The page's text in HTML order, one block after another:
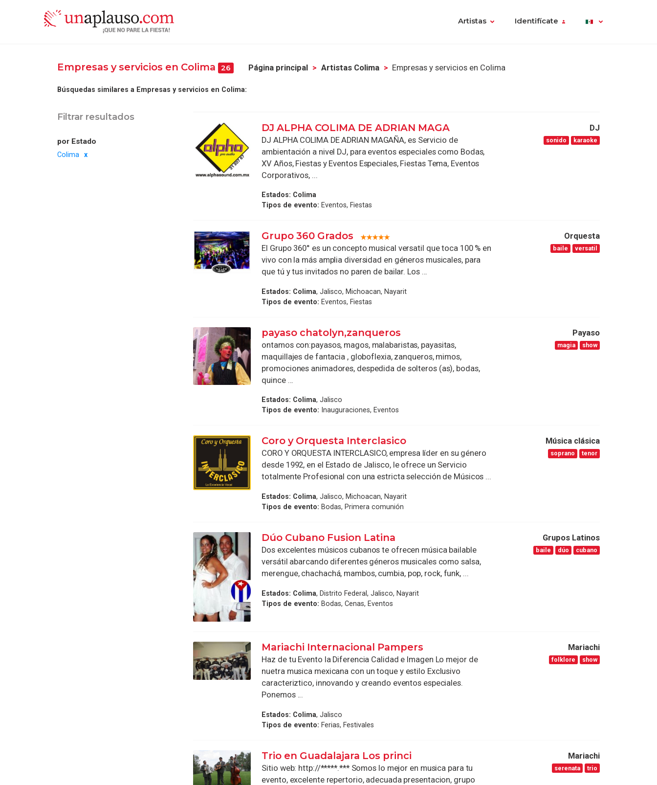
Artistas Identifícate
Empresas y servicios en Colima 26 Página principal Artistas Colima Empresas y servicios en Colima
Búsquedas similares a Empresas y servicios en Colima:
Filtrar resultados
por Estado
Colima
DJ ALPHA COLIMA DE ADRIAN MAGA
DJ ALPHA COLIMA DE ADRIAN MAGAÑA, es Servicio de
ambientación a nivel DJ, para eventos especiales como Bodas,
XV Años, Fiestas y Eventos Especiales, Fiestas Tema, Eventos
Corporativos, ...
Estados: Colima
Tipos de evento: Eventos, Fiestas
DJ
sonido karaoke
Grupo 360 Grados
El Grupo 360° es un concepto musical versatil que toca 100 % en
vivo con la más amplia diversidad en géneros musicales, para
que tú y tus invitados no paren de bailar. Los ...
Estados: Colima, Jalisco, Michoacan, Nayarit
Tipos de evento: Eventos, Fiestas
Orquesta
baile versatil
payaso chatolyn,zanqueros
ontamos con:payasos, magos, malabaristas, payasitas,
maquillajes de fantacia , globoflexia, zanqueros, mimos,
promociones animadores, despedida de solteros (as), bodas,
quince ...
Estados: Colima, Jalisco
Tipos de evento: Inauguraciones, Eventos
Payaso
magia show
Coro y Orquesta Interclasico
CORO Y ORQUESTA INTERCLASICO, empresa líder en su género
desde 1992, en el Estado de Jalisco, le ofrece un Servicio
totalmente Profesional con una estricta selección de Músicos ...
Estados: Colima, Jalisco, Michoacan, Nayarit
Tipos de evento: Bodas, Primera comunión
Música clásica
soprano tenor
Dúo Cubano Fusion Latina
Dos excelentes músicos cubanos te ofrecen música bailable
versátil abarcando diferentes géneros musicales como salsa,
merengue, chachachá, mambos, cumbia, pop, rock, funk, ...
Estados: Colima, Distrito Federal, Jalisco, Nayarit
Tipos de evento: Bodas, Cenas, Eventos
Grupos Latinos
baile dúo cubano
Mariachi Internacional Pampers
Haz de tu Evento la Diferencia Calidad e Imagen Lo mejor de
nuetra musica mexicana con un toque y estilo Exclusivo
caracteriztico, innovando y creando eventos especiales.
Ponemos ...
Estados: Colima, Jalisco
Tipos de evento: Ferias, Festivales
Mariachi
folklore show
Trio en Guadalajara Los princi
Sitio web: http://*****.*** Somos lo mejor en musica para tu
evento, excelente repertorio, adecuada presentacion, grupo
Mariachi
serenata trio